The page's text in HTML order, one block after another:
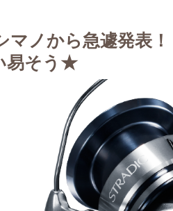
マノから急遽発表
易そう★